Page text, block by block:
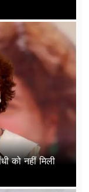
को नहीं मिली